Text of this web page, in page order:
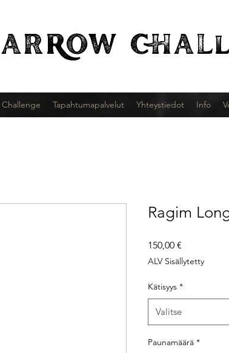
ARROW
Tapahtumapalvelut Yhteystiedot Info
Ragim
150,00 €
ALV Sisällytetty
Kätisyys *
Valitse
Paunamäärä *